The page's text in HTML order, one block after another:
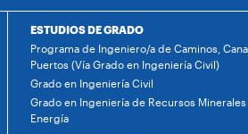
ESTUDIOS DE GRADO
Programa de Ingeniero/a de Caminos,
Puertos (Vía Grado en Ingeniería Civil)
Grado en Ingeniería Civil
Grado en Ingeniería de Recursos Minerales
Energía